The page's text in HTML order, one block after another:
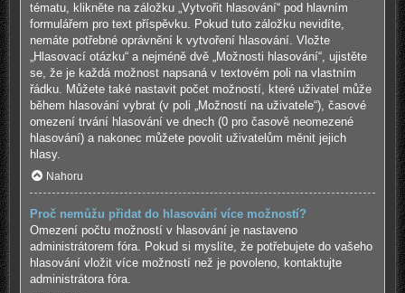
tématu, klikněte na záložku „Vytvořit hlasování“ pod hlavním
formulářem pro text příspěvku. Pokud tuto záložku nevidíte,
nemáte potřebné oprávnění k vytvoření hlasování. Vložte
„Hlasovací otázku“ a nejméně dvě „Možnosti hlasování“, ujistěte
se, že je každá možnost napsaná v textovém poli na vlastním
řádku. Můžete také nastavit počet možností, které uživatel může
během hlasování vybrat (v poli „Možností na uživatele“), časové
omezení trvání hlasování ve dnech (0 pro časově neomezené
hlasování) a nakonec můžete povolit uživatelům měnit jejich
hlasy.
Nahoru
Proč nemůžu přidat do hlasování více možností?
Omezení počtu možností v hlasování je nastaveno
administrátorem fóra. Pokud si myslíte, že potřebujete do vašeho
hlasování vložit více možností než je povoleno, kontaktujte
administrátora fóra.